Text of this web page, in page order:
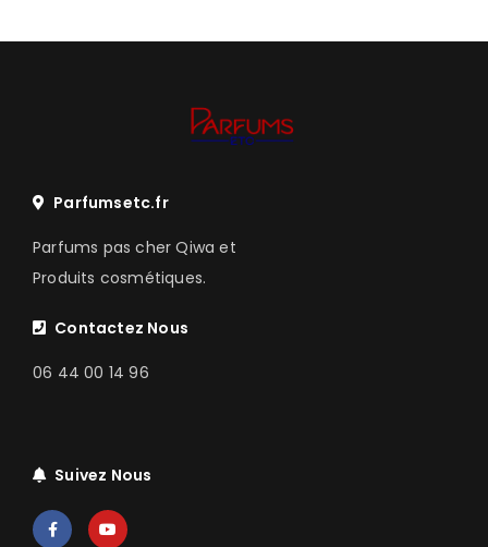
Parfumsetc.fr
Parfums pas cher Qiwa et
Produits cosmétiques.
Contactez Nous
06 44 00 14 96
Suivez Nous